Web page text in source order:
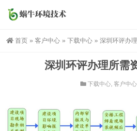
首页 » 客户中心 » 下载中心 » 深圳环评办
深圳环评办理所需
下载中心, 客户中心